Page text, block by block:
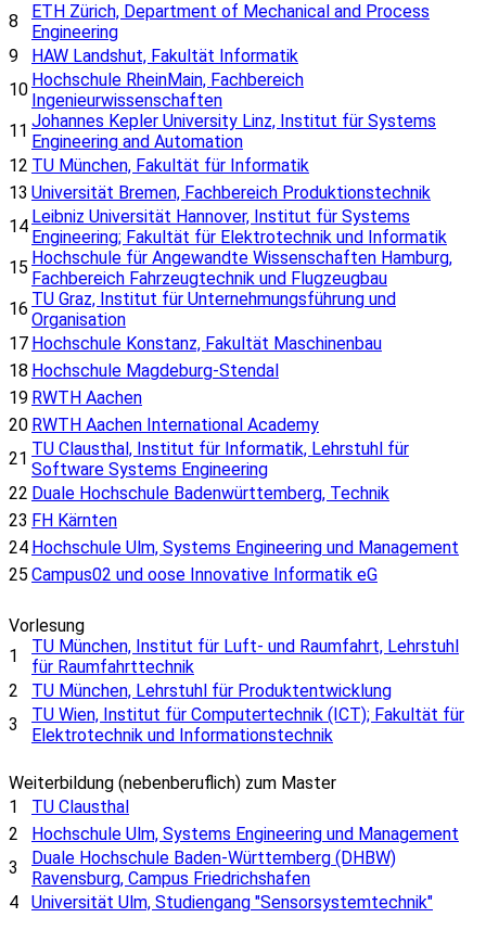
8
ETH Zürich, Department of Mechanical and Process
Engineering
9
HAW Landshut, Fakultät Informatik
10 Hochschule RheinMain, Fachbereich
Ingenieurwissenschaften
11 Johannes Kepler University Linz, Institut für Systems
Engineering and Automation
12 TU München, Fakultät für Informatik
13 Universität Bremen, Fachbereich Produktionstechnik
14 Leibniz Universität Hannover, Institut für Systems
Engineering; Fakultät für Elektrotechnik und Informatik
15 Hochschule für Angewandte Wissenschaften Hamburg,
Fachbereich Fahrzeugtechnik und Flugzeugbau
16 TU Graz, Institut für Unternehmungsführung und
Organisation
17 Hochschule Konstanz, Fakultät Maschinenbau
18 Hochschule Magdeburg-Stendal
19 RWTH Aachen
20 RWTH Aachen International Academy
21 TU Clausthal, Institut für Informatik, Lehrstuhl für
Software Systems Engineering
22 Duale Hochschule Badenwürttemberg, Technik
23 FH Kärnten
24 Hochschule Ulm, Systems Engineering und Management
25 Campus02 und oose Innovative Informatik eG
Vorlesung
1
TU München, Institut für Luft- und Raumfahrt, Lehrstuhl
für Raumfahrttechnik
2
TU München, Lehrstuhl für Produktentwicklung
3
TU Wien, Institut für Computertechnik (ICT); Fakultät für
Elektrotechnik und Informationstechnik
Weiterbildung (nebenberuflich) zum Master
1
TU Clausthal
2
Hochschule Ulm, Systems Engineering und Management
3
Duale Hochschule Baden-Württemberg (DHBW)
Ravensburg, Campus Friedrichshafen
4
Universität Ulm, Studiengang "Sensorsystemtechnik"